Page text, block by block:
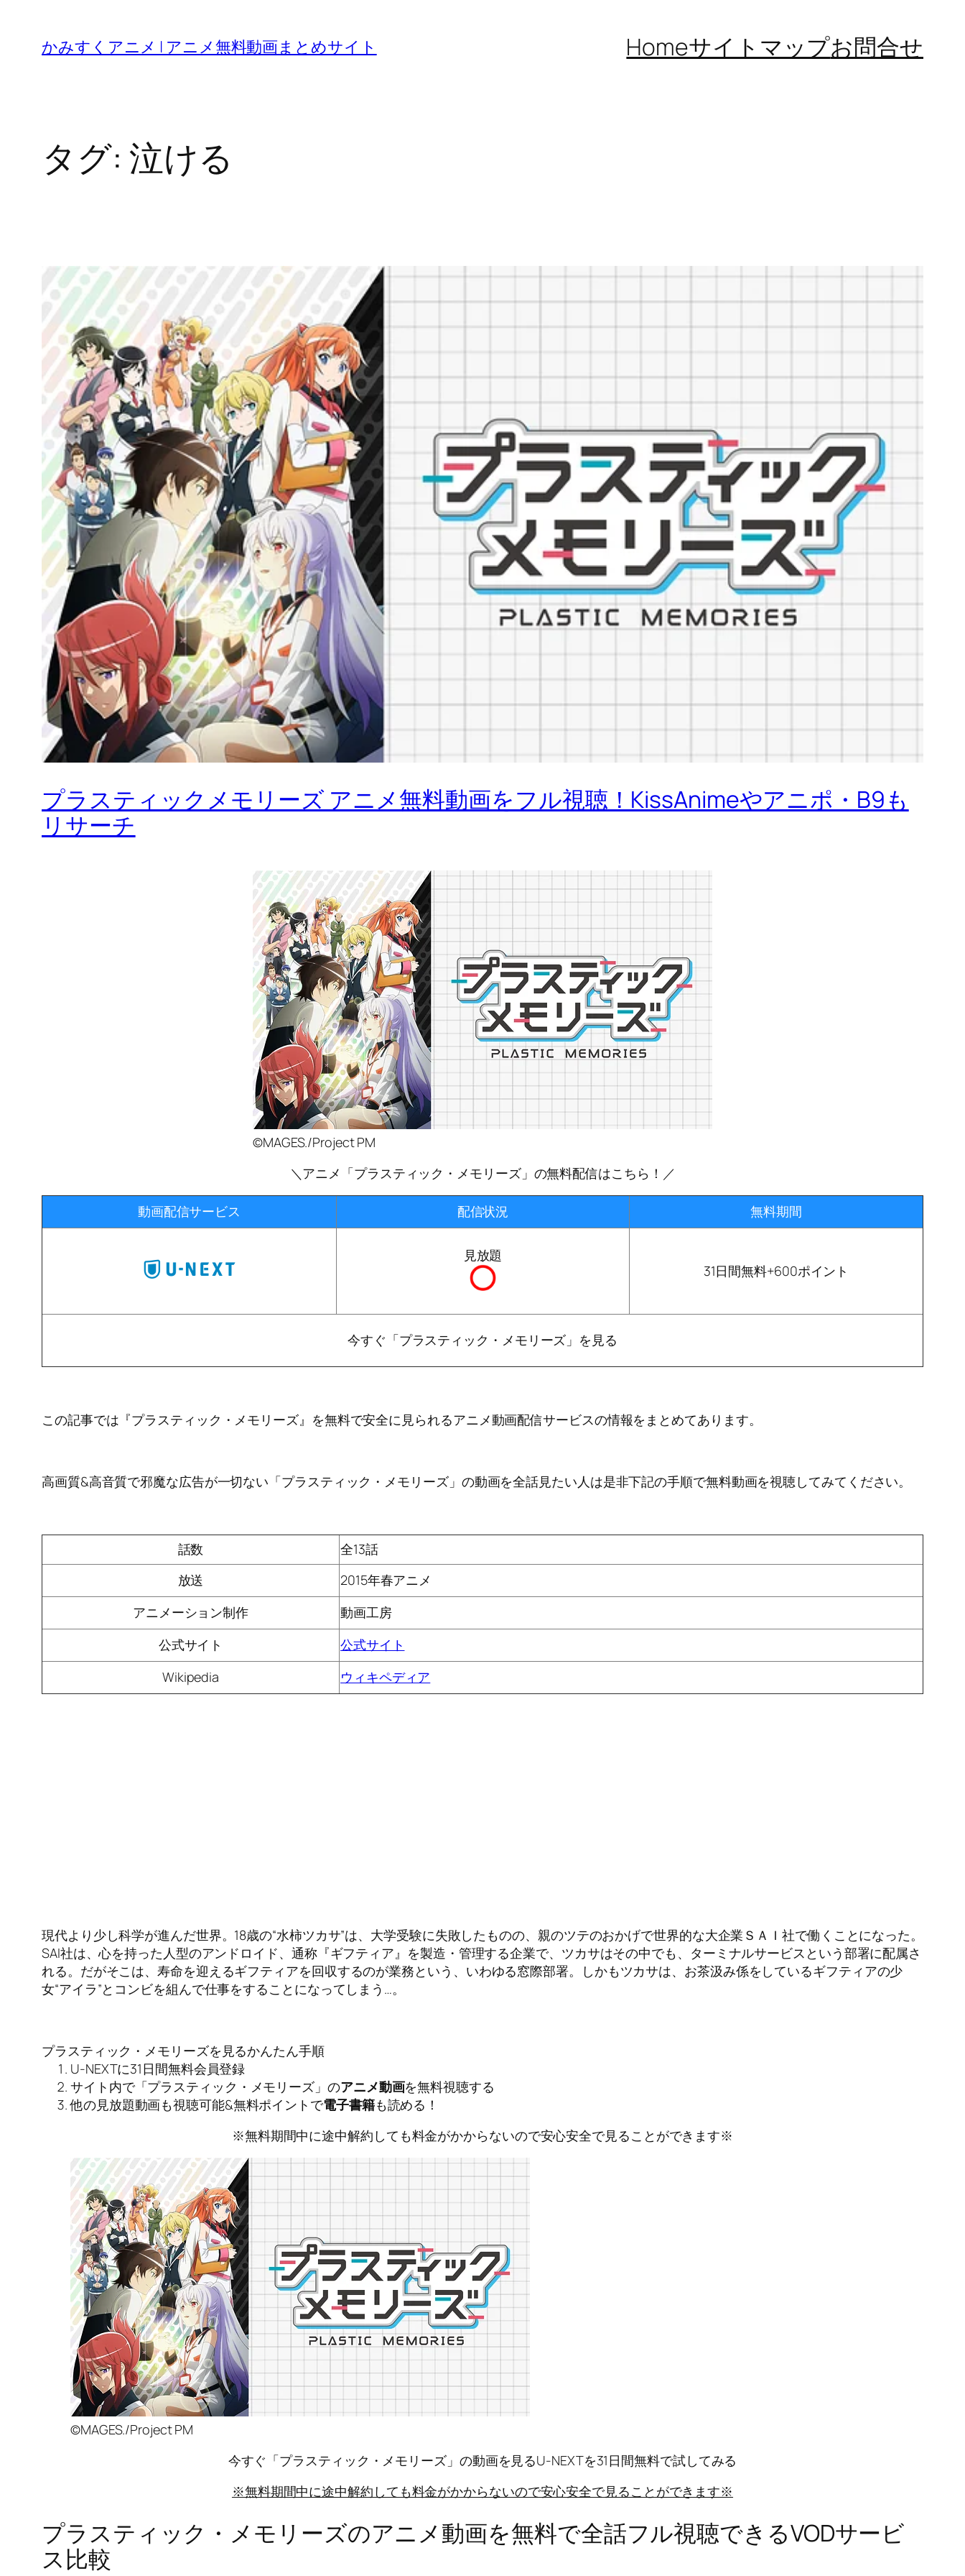
かみすくアニメ | アニメ無料動画まとめサイト Homeサイトマップお問合せ
タグ: 泣ける
プラスティックメモリーズ アニメ無料動画をフル視聴！KissAnimeやアニポ・B9も
リサーチ
©MAGES./Project PM
＼アニメ「プラスティック・メモリーズ」の無料配信はこちら！／
動画配信サービス 配信状況 無料期間
見放題
31日間無料+600ポイント
今すぐ「プラスティック・メモリーズ」を見る
この記事では『プラスティック・メモリーズ』を無料で安全に見られるアニメ動画配信サービスの情報をまとめてあります。
高画質&高音質で邪魔な広告が一切ない「プラスティック・メモリーズ」の動画を全話見たい人は是非下記の手順で無料動画を視聴してみてください。
話数
全13話
放送
2015年春アニメ
アニメーション制作
動画工房
公式サイト
公式サイト
Wikipedia
ウィキペディア
現代より少し科学が進んだ世界。18歳の“水柿ツカサ”は、大学受験に失敗したものの、親のツテのおかげで世界的な大企業ＳＡＩ社で働くことになった。
SAI社は、心を持った人型のアンドロイド、通称『ギフティア』を製造・管理する企業で、ツカサはその中でも、ターミナルサービスという部署に配属さ
れる。だがそこは、寿命を迎えるギフティアを回収するのが業務という、いわゆる窓際部署。しかもツカサは、お茶汲み係をしているギフティアの少
女“アイラ”とコンビを組んで仕事をすることになってしまう…。
プラスティック・メモリーズを見るかんたん手順
U-NEXTに31日間無料会員登録
サイト内で「プラスティック・メモリーズ」のアニメ動画を無料視聴する
他の見放題動画も視聴可能&無料ポイントで電子書籍も読める！
※無料期間中に途中解約しても料金がかからないので安心安全で見ることができます※
©MAGES./Project PM
今すぐ「プラスティック・メモリーズ」の動画を見るU-NEXTを31日間無料で試してみる
※無料期間中に途中解約しても料金がかからないので安心安全で見ることができます※
プラスティック・メモリーズのアニメ動画を無料で全話フル視聴できるVODサービ
ス比較